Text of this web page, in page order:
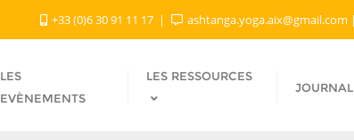
+33 (0)6 30 91 11 17 ashtanga.yoga.aix@gmail.com​
LES
EVÈNEMENTS
LES RESSOURCES
JOURNAL